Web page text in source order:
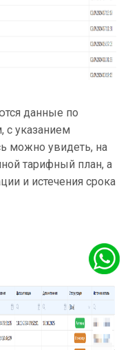
данные по
с указанием
можно увидеть, на
тарифный план, а
и истечения срока